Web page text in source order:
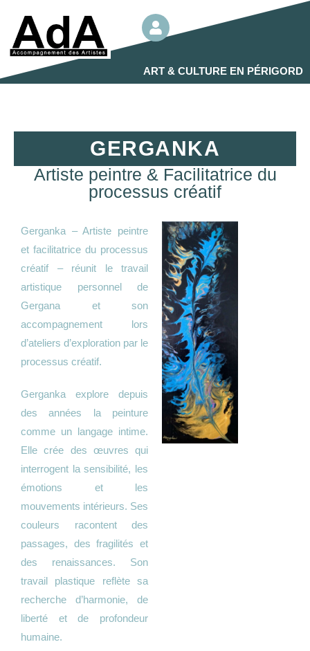
ART & CULTURE EN PÉRIGORD
GERGANKA
Artiste peintre & Facilitatrice du
processus créatif
Gerganka – Artiste peintre
et facilitatrice du processus
créatif – réunit le travail
artistique personnel de
Gergana et son
accompagnement lors
d’ateliers d’exploration par le
processus créatif.
Gerganka explore depuis
des années la peinture
comme un langage intime.
Elle crée des œuvres qui
interrogent la sensibilité, les
émotions et les
mouvements intérieurs. Ses
couleurs racontent des
passages, des fragilités et
des renaissances. Son
travail plastique reflète sa
recherche d’harmonie, de
liberté et de profondeur
humaine.